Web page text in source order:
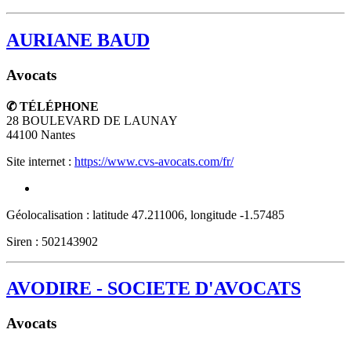
AURIANE BAUD
Avocats
✆ TÉLÉPHONE
28 BOULEVARD DE LAUNAY
44100 Nantes
Site internet : https://www.cvs-avocats.com/fr/
Géolocalisation : latitude 47.211006, longitude -1.57485
Siren : 502143902
AVODIRE - SOCIETE D'AVOCATS
Avocats